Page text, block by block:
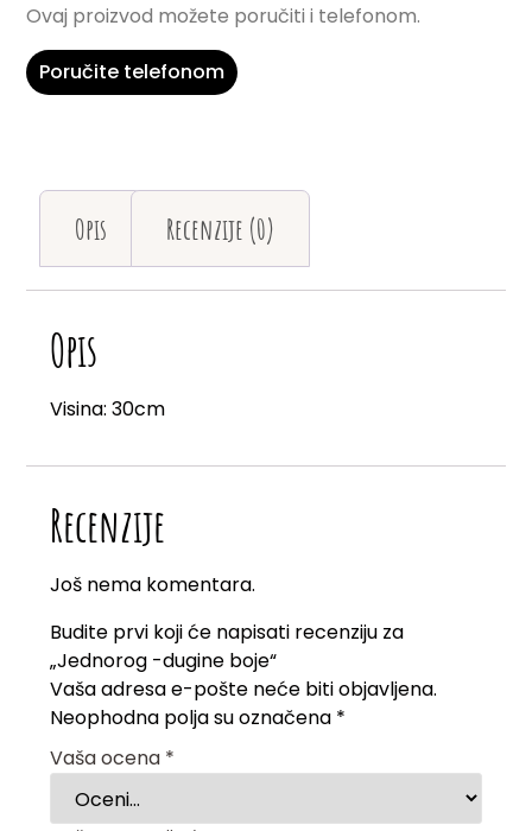
Ovaj proizvod možete poručiti i telefonom.
Poručite telefonom
Opis Recenzije (0)
Opis
Visina: 30cm
Recenzije
Još nema komentara.
Budite prvi koji će napisati recenziju za
„Jednorog -dugine boje“
Vaša adresa e-pošte neće biti objavljena.
Neophodna polja su označena *
Vaša ocena *